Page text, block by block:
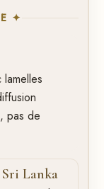
✦
lamelles
pas de
Lanka